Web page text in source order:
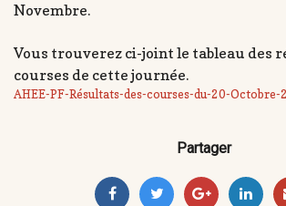
Novembre.
Vous trouverez ci-joint le tableau des
courses de cette journée.
AHEE-PF-Résultats-des-courses-du-20-Octobre-
Partager